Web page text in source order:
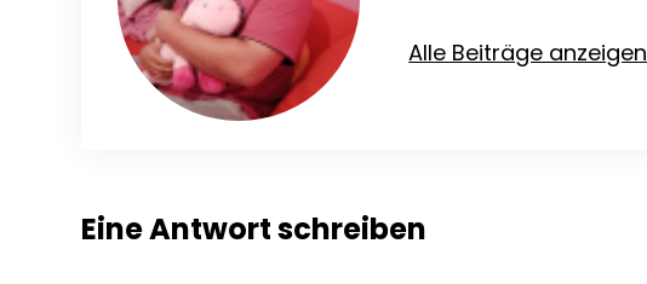
Alle Beiträge anzeigen
Eine Antwort schreiben